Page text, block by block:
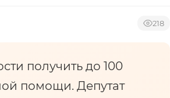
218
получить до 100
помощи. Депутат